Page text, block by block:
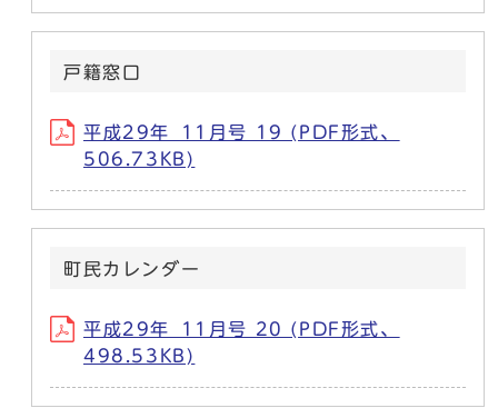
戸籍窓口
平成29年_11月号 19 (PDF形式、
506.73KB)
町民カレンダー
平成29年_11月号 20 (PDF形式、
498.53KB)